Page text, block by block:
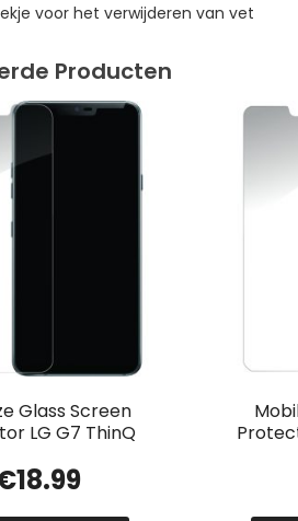
voor het verwijderen van vet
Producten
Glass Screen
LG G7 ThinQ
18.99